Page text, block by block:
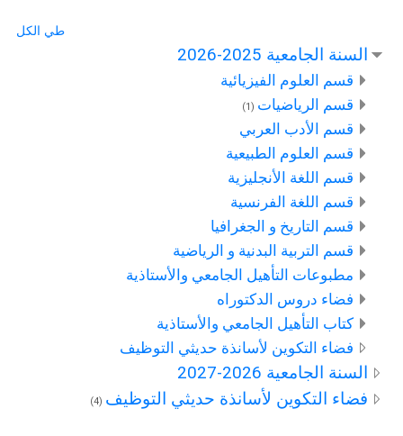
طي الكل
السنة الجامعية 2025-2026
قسم العلوم الفيزيائية
قسم الرياضيات (1)
قسم الأدب العربي
قسم العلوم الطبيعية
قسم اللغة الأنجليزية
قسم اللغة الفرنسية
قسم التاريخ و الجغرافيا
قسم التربية البدنية و الرياضية
مطبوعات التأهيل الجامعي والأستاذية
فضاء دروس الدكتوراه
كتاب التأهيل الجامعي والأستاذية
فضاء التكوين لأسانذة حديثي التوظيف
السنة الجامعية 2026-2027
فضاء التكوين لأسانذة حديثي التوظيف (4)